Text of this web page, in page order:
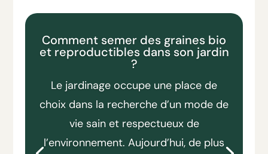
Comment semer des graines bio
et reproductibles dans son jardin
?
Le jardinage occupe une place de
choix dans la recherche d’un mode de
vie sain et respectueux de
l’environnement. Aujourd’hui, de plus